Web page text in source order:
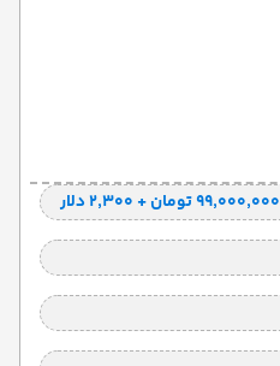
۹۹٬۰۰۰٬۰۰۰ تومان + ۲٬۳۰۰ دلار